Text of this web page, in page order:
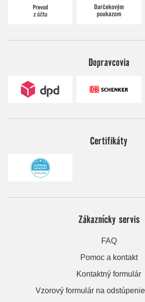
Dopravcovia
Certifikáty
Zákaznícky servis
FAQ
Pomoc a kontakt
Kontaktný formulár
Vzorový formulár na